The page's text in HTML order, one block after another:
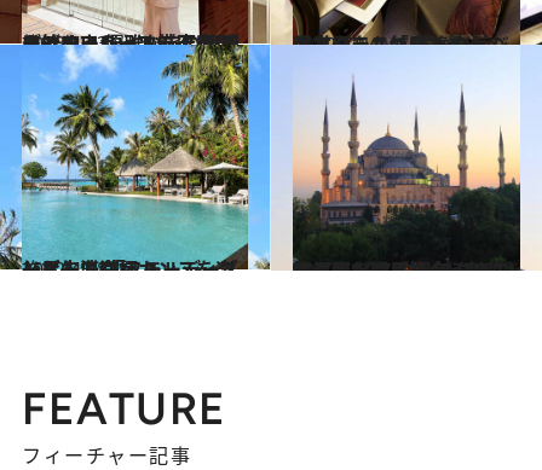
2023.4.23
まばゆいシート、天空のシャワー 優雅な旅の再開は、エミレーツ航空の ラグジュアリーフライトから始めよう
旅＆お出かけ 2022.7.14
【カタール航空】数々の受賞歴をもつ 秀逸なビジネスクラス「Qスイート」
旅＆お出かけ
2022.4.18
一足先にヴァカンスを楽しむ人で満杯 モルディブリゾート 「フォーシーズンズ」滞在記
旅＆お出かけ 2022.10.29
東と西が混ざり合う魅惑の都市 イスタンブールに吹く新しい風 最旬クリエイターを巡る旅へ
旅＆お出かけ
FEATURE
フィーチャー記事